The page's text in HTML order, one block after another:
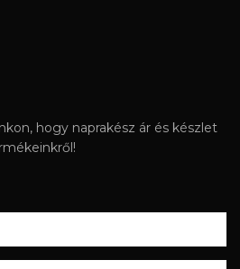
hogy naprakész ár és készlet